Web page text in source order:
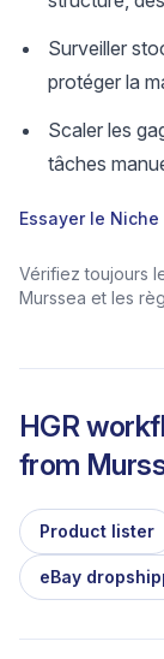
Surveiller
protéger la
Scaler les
tâches
Essayer le Niche
Vérifiez toujours
Murssea et les
HGR
from
Product lister
eBay